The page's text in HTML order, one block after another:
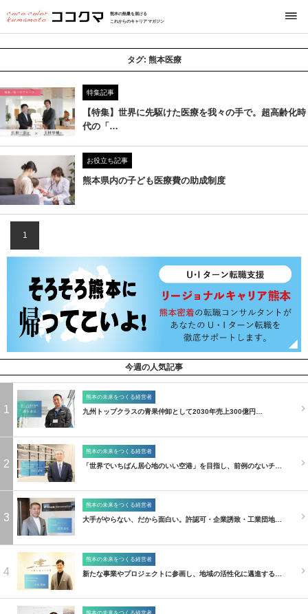
熊本の熱量を届ける
これからのキャリアマガジン
タグ: 熊本医療
特集記事
【特集】世界に先駆けた医療を我々の手で。超高齢化時
代の「…
お役立ち記事
熊本県内の子ども医療費の助成制度
1
今週の人気記事
1
熊本の未来をつくる経営者
九州トップクラスの青果仲卸として2030年売上300億円…
2
熊本の未来をつくる経営者
「世界でいちばん居心地のいい空港」を目指し、前例のないチ…
3
熊本の未来をつくる経営者
大手がやらない、だから面白い。許認可・企業誘致・工業団地…
4
熊本の未来をつくる経営者
新たな事業やプロジェクトに参画し、地域の活性化に邁進する…